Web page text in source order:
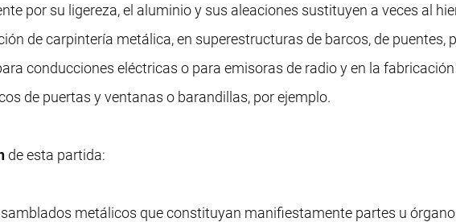
por su ligereza, el aluminio y sus aleaciones sustituyen a veces al
de carpintería metálica, en superestructuras de barcos, de puentes,
conducciones eléctricas o para emisoras de radio y en la
de puertas y ventanas o barandillas, por ejemplo.
de esta partida:
metálicos que constituyan manifiestamente partes u